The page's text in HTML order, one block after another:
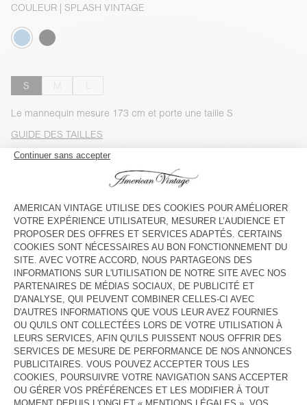
COULEUR | SPLASH VINTAGE
S
Le mannequin mesure 173 cm et porte une taille S
GUIDE DES TAILLES
Livraison estiméeentre le mercredi 12 août et le vendredi 14
août
VOIR LA DISPONIBILITE EN MAGASIN
VOIR LE LOOK
DESCRIPTION
TAILLE ET COUPE